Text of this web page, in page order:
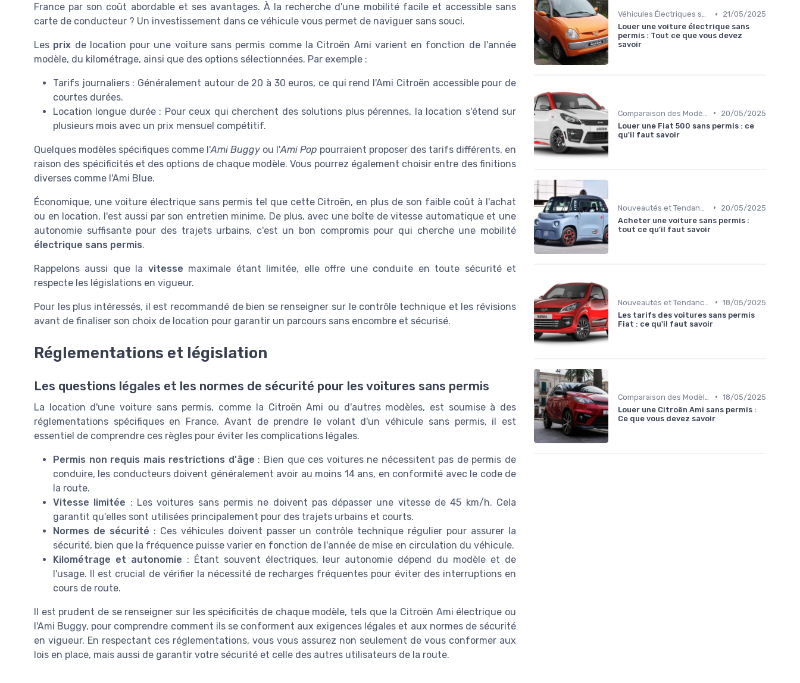
France par son coût abordable et ses avantages. À la recherche d'une mobilité facile et accessible sans
carte de conducteur ? Un investissement dans ce véhicule vous permet de naviguer sans souci.
Les prix de location pour une voiture sans permis comme la Citroën Ami varient en fonction de l'année
modèle, du kilométrage, ainsi que des options sélectionnées. Par exemple :
Tarifs journaliers : Généralement autour de 20 à 30 euros, ce qui rend l'Ami Citroën accessible pour de
courtes durées.
Location longue durée : Pour ceux qui cherchent des solutions plus pérennes, la location s'étend sur
plusieurs mois avec un prix mensuel compétitif.
Quelques modèles spécifiques comme l'Ami Buggy ou l'Ami Pop pourraient proposer des tarifs différents, en
raison des spécificités et des options de chaque modèle. Vous pourrez également choisir entre des finitions
diverses comme l'Ami Blue.
Économique, une voiture électrique sans permis tel que cette Citroën, en plus de son faible coût à l'achat
ou en location, l'est aussi par son entretien minime. De plus, avec une boîte de vitesse automatique et une
autonomie suffisante pour des trajets urbains, c'est un bon compromis pour qui cherche une mobilité
électrique sans permis.
Rappelons aussi que la vitesse maximale étant limitée, elle offre une conduite en toute sécurité et
respecte les législations en vigueur.
Pour les plus intéressés, il est recommandé de bien se renseigner sur le contrôle technique et les révisions
avant de finaliser son choix de location pour garantir un parcours sans encombre et sécurisé.
Réglementations et législation
Les questions légales et les normes de sécurité pour les voitures sans permis
La location d'une voiture sans permis, comme la Citroën Ami ou d'autres modèles, est soumise à des
réglementations spécifiques en France. Avant de prendre le volant d'un véhicule sans permis, il est
essentiel de comprendre ces règles pour éviter les complications légales.
Permis non requis mais restrictions d'âge : Bien que ces voitures ne nécessitent pas de permis de
conduire, les conducteurs doivent généralement avoir au moins 14 ans, en conformité avec le code de
la route.
Vitesse limitée : Les voitures sans permis ne doivent pas dépasser une vitesse de 45 km/h. Cela
garantit qu'elles sont utilisées principalement pour des trajets urbains et courts.
Normes de sécurité : Ces véhicules doivent passer un contrôle technique régulier pour assurer la
sécurité, bien que la fréquence puisse varier en fonction de l'année de mise en circulation du véhicule.
Kilométrage et autonomie : Étant souvent électriques, leur autonomie dépend du modèle et de
l'usage. Il est crucial de vérifier la nécessité de recharges fréquentes pour éviter des interruptions en
cours de route.
Il est prudent de se renseigner sur les spécificités de chaque modèle, tels que la Citroën Ami électrique ou
l'Ami Buggy, pour comprendre comment ils se conforment aux exigences légales et aux normes de sécurité
en vigueur. En respectant ces réglementations, vous vous assurez non seulement de vous conformer aux
lois en place, mais aussi de garantir votre sécurité et celle des autres utilisateurs de la route.
Véhicules Électriques sans Permis •
21/05/2025
Louer une voiture électrique sans
permis : Tout ce que vous devez
savoir
•
20/05/2025
Louer une Fiat 500 sans permis : ce
qu'il faut savoir
•
20/05/2025
Acheter une voiture sans permis :
tout ce qu'il faut savoir
• 18/05/2025
Les tarifs des voitures sans permis
Fiat : ce qu'il faut savoir
• 18/05/2025
Louer une Citroën Ami sans permis :
Ce que vous devez savoir